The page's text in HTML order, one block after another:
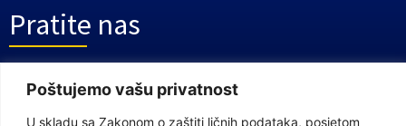
Poštujemo vašu privatnost
U skladu sa Zakonom o zaštiti ličnih podataka, posjetom
Pratite nas
Facebook Stranica
Youtube Kanal